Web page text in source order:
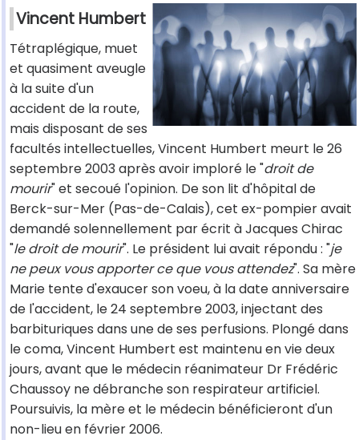
Vincent Humbert
Tétraplégique, muet
et quasiment aveugle
à la suite d'un
accident de la route,
mais disposant de ses
facultés intellectuelles, Vincent Humbert meurt le 26
septembre 2003 après avoir imploré le "droit de
mourir" et secoué l'opinion. De son lit d'hôpital de
Berck-sur-Mer (Pas-de-Calais), cet ex-pompier avait
demandé solennellement par écrit à Jacques Chirac
"le droit de mourir". Le président lui avait répondu : "je
ne peux vous apporter ce que vous attendez". Sa mère
Marie tente d'exaucer son voeu, à la date anniversaire
de l'accident, le 24 septembre 2003, injectant des
barbituriques dans une de ses perfusions. Plongé dans
le coma, Vincent Humbert est maintenu en vie deux
jours, avant que le médecin réanimateur Dr Frédéric
Chaussoy ne débranche son respirateur artificiel.
Poursuivis, la mère et le médecin bénéficieront d'un
non-lieu en février 2006.